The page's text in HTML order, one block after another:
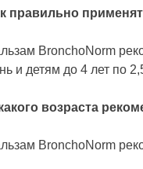
правильно
BronchoNorm
и детям до 4 лет по
возраста
BronchoNorm